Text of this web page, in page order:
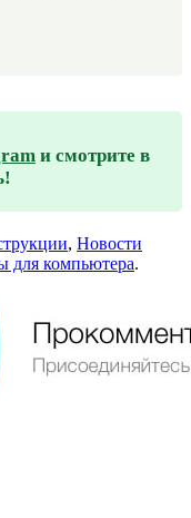
и смотрите в
, Новости
для компьютера.